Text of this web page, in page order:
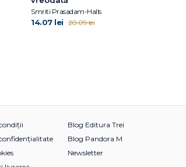
Smriti Prasadam-Halls
14.07 lei 20.09 lei
Blog Editura Trei
Blog Pandora M
Newsletter